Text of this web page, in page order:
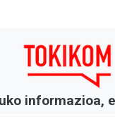
informazioa,